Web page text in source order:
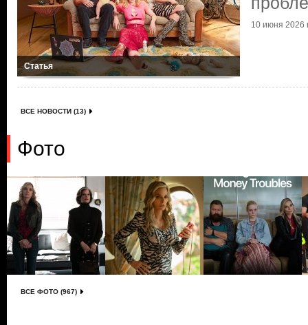
Статья
10 июня 2026
ВСЕ НОВОСТИ (13)
Фото
ВСЕ ФОТО (967)